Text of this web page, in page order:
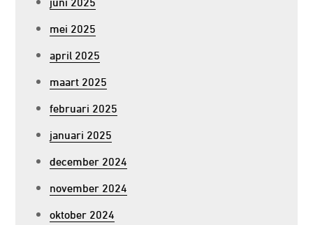
mei 2025
april 2025
maart 2025
februari 2025
januari 2025
december 2024
november 2024
oktober 2024